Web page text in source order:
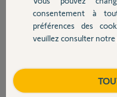
Devis avec un pro
Contact
effectivement, la situo 5 n'est
n'y est donc pas présente. Le
de sécurité qui doit être la
il y
consentement à
préférences des
veuillez consulter notre